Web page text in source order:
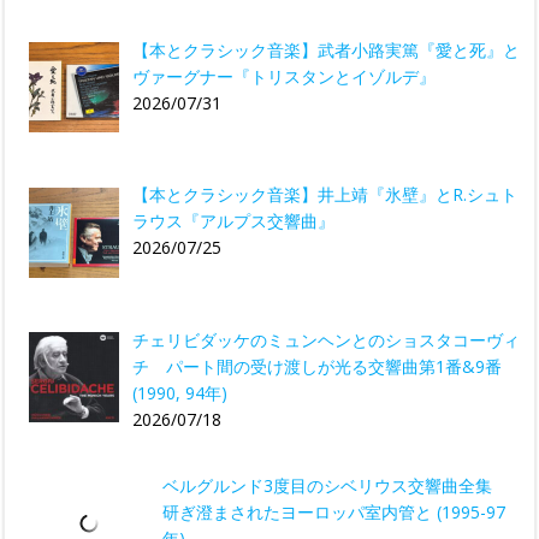
【本とクラシック音楽】武者小路実篤『愛と死』と
ヴァーグナー『トリスタンとイゾルデ』
2026/07/31
【本とクラシック音楽】井上靖『氷壁』とR.シュト
ラウス『アルプス交響曲』
2026/07/25
チェリビダッケのミュンヘンとのショスタコーヴィ
チ パート間の受け渡しが光る交響曲第1番&9番
(1990, 94年)
2026/07/18
ベルグルンド3度目のシベリウス交響曲全集
研ぎ澄まされたヨーロッパ室内管と (1995-97